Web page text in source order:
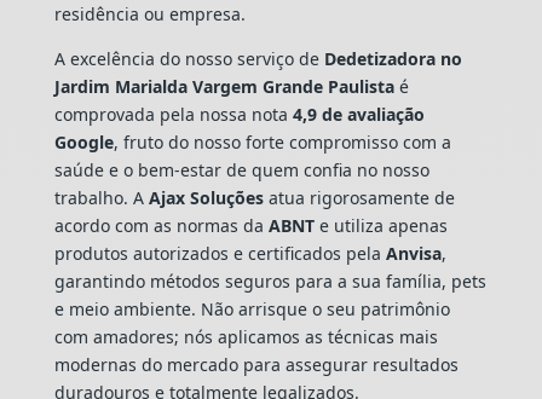
residência ou empresa.
A excelência do nosso serviço de Dedetizadora no
Jardim Marialda Vargem Grande Paulistaé
comprovada pela nossa nota 4,9 de avaliação
Google, fruto do nosso forte compromisso com a
saúde e o bem-estar de quem confia no nosso
trabalho. A Ajax Soluçõesatua rigorosamente de
acordo com as normas da ABNTe utiliza apenas
produtos autorizados e certificados pela Anvisa,
garantindo métodos seguros para a sua família, pets
e meio ambiente. Não arrisque o seu patrimônio
com amadores; nós aplicamos as técnicas mais
modernas do mercado para assegurar resultados
duradouros e totalmente legalizados.